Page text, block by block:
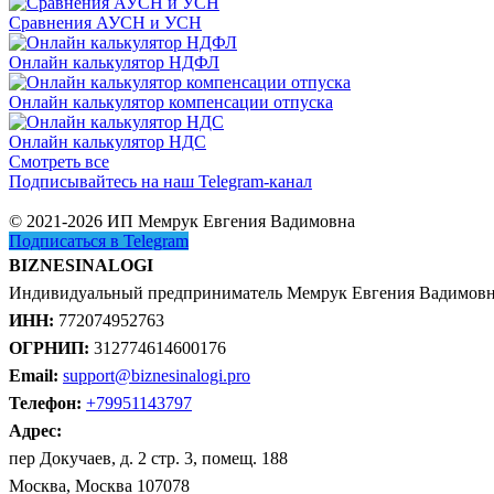
Сравнения АУСН и УСН
Онлайн калькулятор НДФЛ
Онлайн калькулятор компенсации отпуска
Онлайн калькулятор НДС
Смотреть все
Подписывайтесь на наш Telegram-канал
© 2021-2026 ИП Мемрук Евгения Вадимовна
Подписаться в Telegram
BIZNESINALOGI
Индивидуальный предприниматель Мемрук Евгения
ИНН: 772074952763
ОГРНИП: 312774614600176
Email: support@biznesinalogi.pro
Телефон: +79951143797
Адрес:
пер Докучаев, д. 2 стр. 3, помещ. 188
Москва, Москва 107078